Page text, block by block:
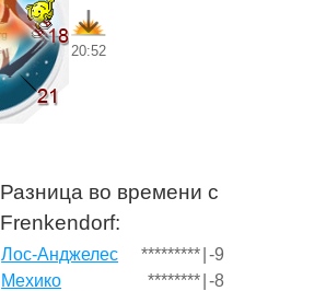
20:52
Разница во времени с
Frenkendorf:
Лос-Анджелес ********* -9
Мехико
******** -8